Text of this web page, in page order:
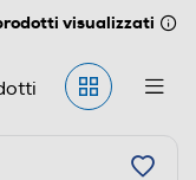
visualizzati